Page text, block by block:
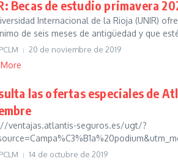
Becas de estudio primavera
Internacional de la Rioja (UNIR)
de seis meses de antigüedad y que
20 de noviembre de 2019
las ofertas especiales de
ventajas.atlantis-seguros.es/ugt/?
14 de octubre de 2019